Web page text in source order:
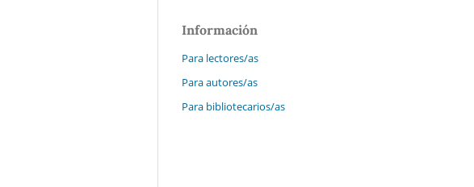
Información
Para lectores/as
Para autores/as
Para bibliotecarios/as